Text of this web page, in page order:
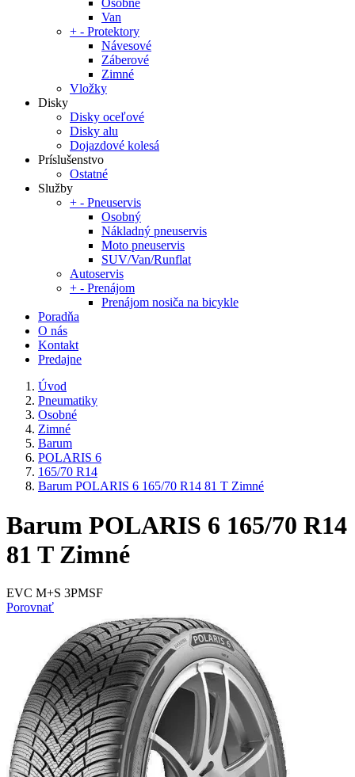
Osobné
Van
+ - Protektory
Návesové
Záberové
Zimné
Vložky
Disky
Disky oceľové
Disky alu
Dojazdové kolesá
Príslušenstvo
Ostatné
Služby
+ - Pneuservis
Osobný
Nákladný pneuservis
Moto pneuservis
SUV/Van/Runflat
Autoservis
+ - Prenájom
Prenájom nosiča na bicykle
Poradňa
O nás
Kontakt
Predajne
Úvod
Pneumatiky
Osobné
Zimné
Barum
POLARIS 6
165/70 R14
Barum POLARIS 6 165/70 R14 81 T Zimné
Barum POLARIS 6 165/70 R14
81 T Zimné
EVC M+S 3PMSF
Porovnať